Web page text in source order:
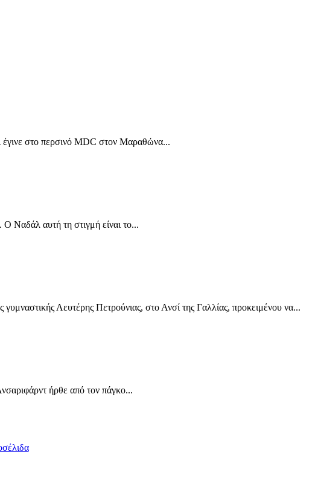
έγινε στο περσινό MDC στον Μαραθώνα...
Ο Ναδάλ αυτή τη στιγμή είναι το...
Λευτέρης Πετρούνιας, στο Ανσί της Γαλλίας, προκειμένου να...
ήρθε από τον πάγκο...